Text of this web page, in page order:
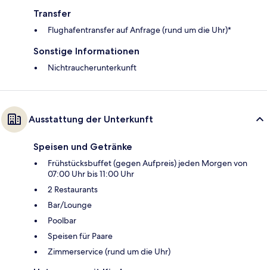
Transfer
Flughafentransfer auf Anfrage (rund um die Uhr)*
Sonstige Informationen
Nichtraucherunterkunft
Ausstattung der Unterkunft
Speisen und Getränke
Frühstücksbuffet (gegen Aufpreis) jeden Morgen von
07:00 Uhr bis 11:00 Uhr
2 Restaurants
Bar/Lounge
Poolbar
Speisen für Paare
Zimmerservice (rund um die Uhr)